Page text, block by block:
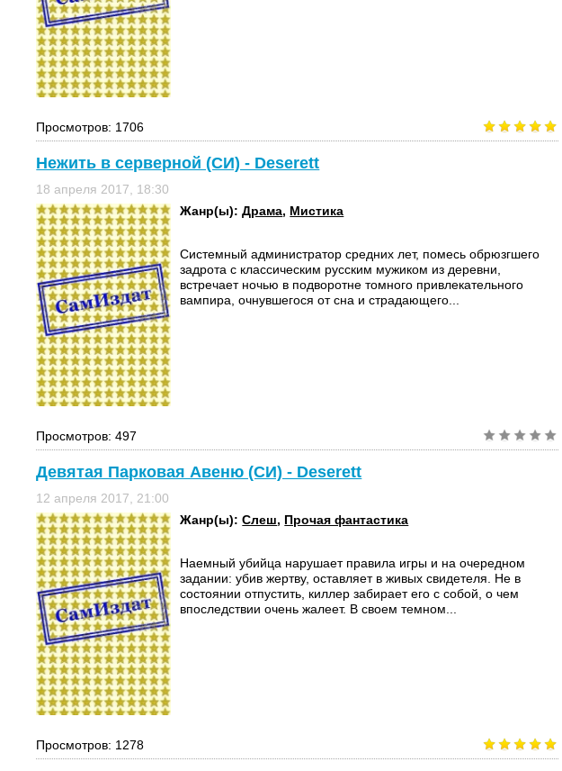
Просмотров: 1706
Нежить в серверной (СИ) - Deserett
18 апреля 2017, 18:30
Жанр(ы):Драма, Мистика
Системный администратор средних лет, помесь обрюзгшего
задрота с классическим русским мужиком из деревни,
встречает ночью в подворотне томного привлекательного
вампира, очнувшегося от сна и страдающего...
Просмотров: 497
Девятая Парковая Авеню (СИ) - Deserett
12 апреля 2017, 21:00
Жанр(ы):Слеш, Прочая фантастика
Наемный убийца нарушает правила игры и на очередном
задании: убив жертву, оставляет в живых свидетеля. Не в
состоянии отпустить, киллер забирает его с собой, о чем
впоследствии очень жалеет. В своем темном...
Просмотров: 1278